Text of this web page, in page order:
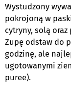
Wystudzony
pokrojoną w
cytryny, solą oraz
Zupę odstaw do
godzinę, ale
ugotowanymi
puree).